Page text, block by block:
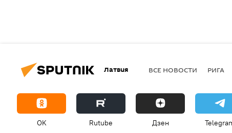
Латвия ВСЕ НОВОСТИ РИГА
OK Rutube Дзен